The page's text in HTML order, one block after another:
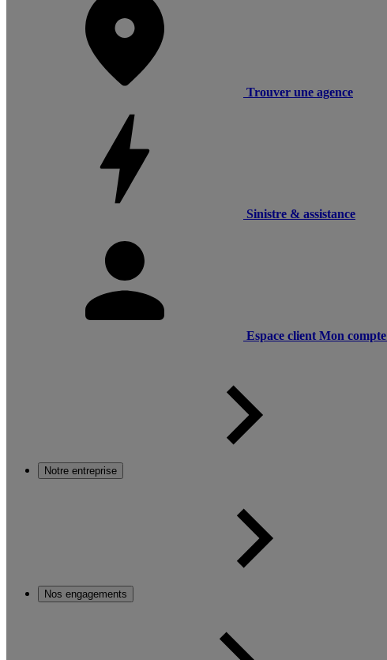
Trouver une agence
Sinistre & assistance
Espace client Mon compte
Notre entreprise
Nos engagements